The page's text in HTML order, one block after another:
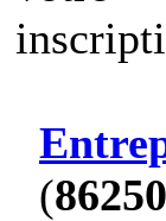
(86250